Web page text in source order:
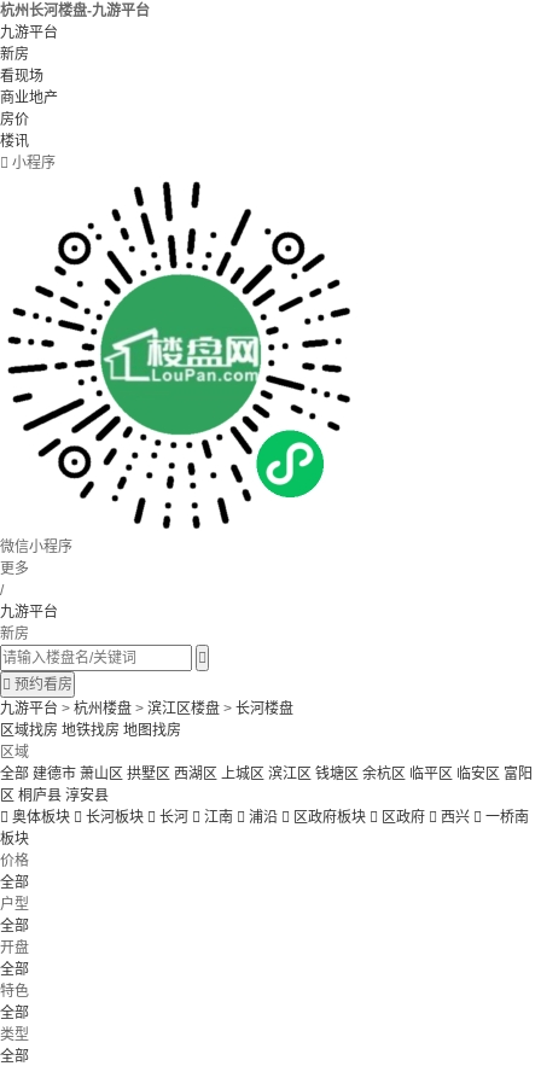
杭州长河楼盘-九游平台
九游平台
新房
看现场
商业地产
房价
楼讯
 小程序
微信小程序
更多
/
九游平台
新房

 预约看房
九游平台 > 杭州楼盘 > 滨江区楼盘 > 长河楼盘
区域找房 地铁找房 地图找房
区域
全部 建德市 萧山区 拱墅区 西湖区 上城区 滨江区 钱塘区 余杭区 临平区 临安区 富阳
区 桐庐县 淳安县
 奥体板块  长河板块  长河  江南  浦沿  区政府板块  区政府  西兴  一桥南
板块
价格
全部
户型
全部
开盘
全部
特色
全部
类型
全部